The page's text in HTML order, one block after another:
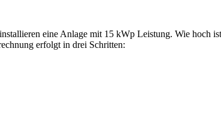
eine Anlage mit 15 kWp Leistung. Wie hoch
erfolgt in drei Schritten: